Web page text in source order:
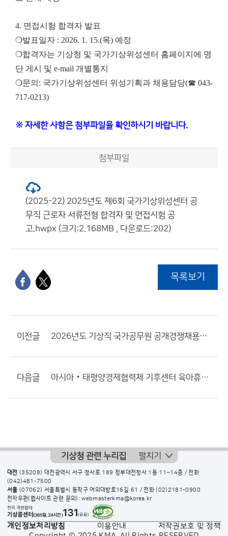
4. 면접시험 합격자 발표
❍발표일자 : 2026. 1. 15.(목) 예정
❍합격자는 기상청 및 국가기상위성센터 홈페이지에 명
단 게시 및 e-mail 개별통지
❍문의: 국가기상위성센터 위성기획과 채용담당(☎ 043-
717-0213)
※ 자세한 사항은 첨부파일을 확인하시기 바랍니다.
첨부파일
(2025-22) 2025년도 제6회 국가기상위성센터 공
무직 근로자 서류전형 합격자 및 면접시험 공
고.hwpx (크기:2.168MB , 다운로드:202)
목록보기
이전글 2026년도 기상직 국가공무원 공개경쟁채용시험 장애인 등 응시자 편의제공 안내
다음글 아시아‧태평양경제협력체 기후센터 육아휴직 대체(행정원) 채용공고
기상청 관련 누리집 펼치기
대전 (35208) 대전광역시 서구 청사로 189 정부대전청사 1동 11~14층 / 전화
(042)481-7500
서울 (07062) 서울특별시 동작구 여의대방로16길 61 / 전화(02)2181-0900
전자우편(웹사이트 관련 문의): webmasterkma@korea.kr
개인정보처리방침 이용안내
저작권보호 및 정책